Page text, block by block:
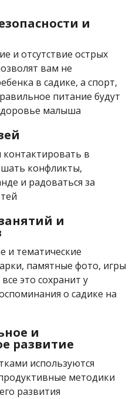
и
и отсутствие острых
вам не
в садике, а спорт,
питание будут
малыша
в
конфликты,
и радоваться за
и
и тематические
памятные фото, игры
это сохранит у
о садике на
и
развитие
используются
методики
развития